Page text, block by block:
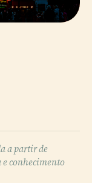
a partir de
conhecimento